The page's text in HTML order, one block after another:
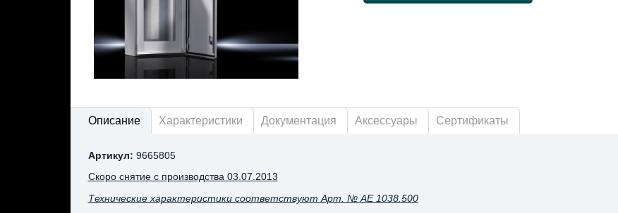
Описание Характеристики Документация Аксессуары Сертификаты
Артикул: 9665805
Скоро снятие с производства 03.07.2013
Технические характеристики соответствуют Арт. № AE 1038.500